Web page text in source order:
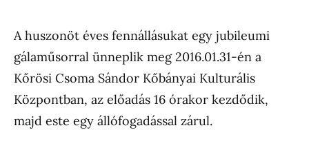
A huszonöt éves fennállásukat egy jubileumi
gálaműsorral ünneplik meg 2016.01.31-én a
Kőrösi Csoma Sándor Kőbányai Kulturális
Központban, az előadás 16 órakor kezdődik,
majd este egy állófogadással zárul.